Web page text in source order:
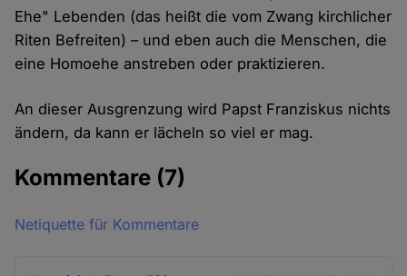
Ehe" Lebenden (das heißt die vom Zwang kirchlicher
Riten Befreiten) – und eben auch die Menschen, die
eine Homoehe anstreben oder praktizieren.
An dieser Ausgrenzung wird Papst Franziskus nichts
ändern, da kann er lächeln so viel er mag.
Kommentare (7)
Netiquette für Kommentare